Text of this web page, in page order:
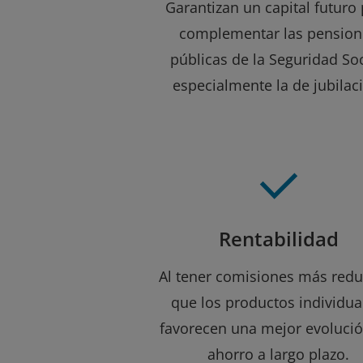
Garantizan un capital futuro
complementar las
públicas de la Seguridad
especialmente la de
Rentabilidad
Al tener comisiones más
que los productos
favorecen una mejor
ahorro a largo plazo.